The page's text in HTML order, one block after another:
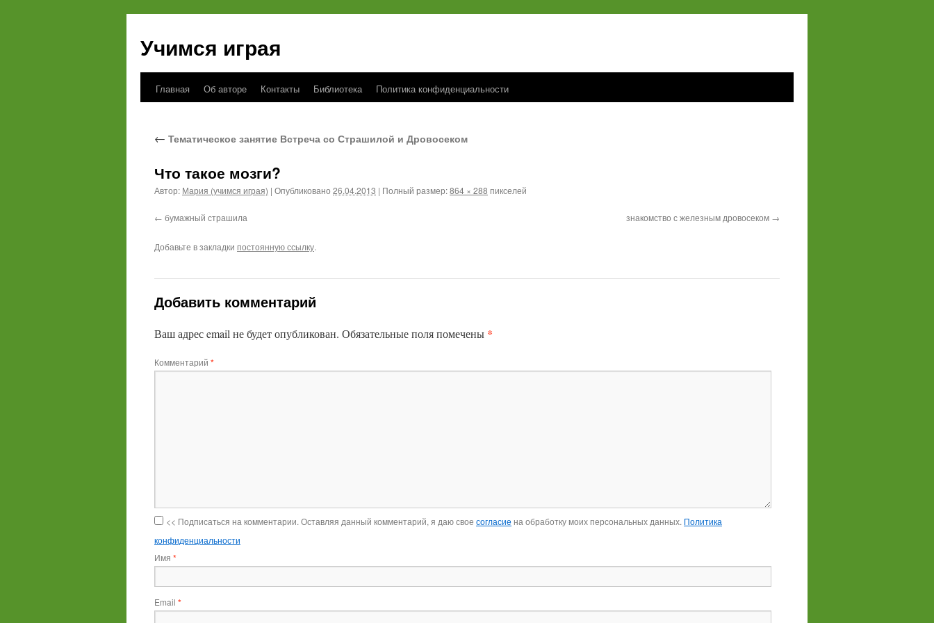
Учимся играя
Перейти
содержимому
Главная Об авторе Контакты Библиотека Политика конфиденциальности
← Тематическое занятие Встреча со Страшилой и Дровосеком
Что такое мозги?
Автор: Мария (учимся играя) | Опубликовано 26.04.2013 | Полный размер:864 × 288 пикселей
бумажный страшила знакомство с железным дровосеком
Добавьте в закладки постоянную ссылку.
Добавить комментарий
Ваш адрес email не будет опубликован. Обязательные поля помечены *
Комментарий *
<< Подписаться на комментарии. Оставляя данный комментарий, я даю свое согласие на обработку моих персональных данных. Политика
конфиденциальности
Имя *
Email *